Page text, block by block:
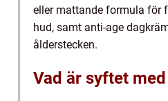
eller mattande formula för
hud, samt anti-age
ålderstecken.
Vad är syftet